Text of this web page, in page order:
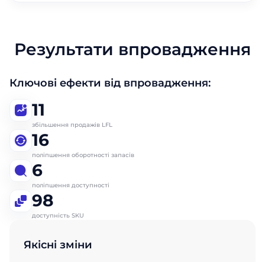
Результати впровадження
Ключові ефекти від впровадження:
11
збільшення продажів LFL
16
поліпшення оборотності запасів
6
поліпшення доступності
98
доступність SKU
Якісні зміни